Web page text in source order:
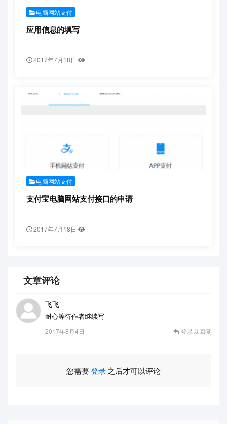
电脑网站支付
应用信息的填写
2017年7月18日
电脑网站支付
支付宝电脑网站支付接口的申请
2017年7月18日
文章评论
飞飞
耐心等待作者继续写
2017年8月4日 登录以回复
您需要登录之后才可以评论